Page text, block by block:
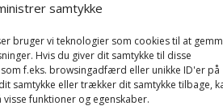
samtykke
bruger vi teknologier som cookies til at
Hvis du giver dit samtykke til disse
f.eks. browsingadfærd eller unikke ID'er på
samtykke eller trækker dit samtykke tilbage,
funktioner og egenskaber.
et mindre sår
dette sted og
runde ring “ringorm”.